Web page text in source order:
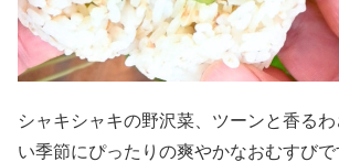
シャキシャキの野沢菜、ツーンと香る
い季節にぴったりの爽やかなおむすびで